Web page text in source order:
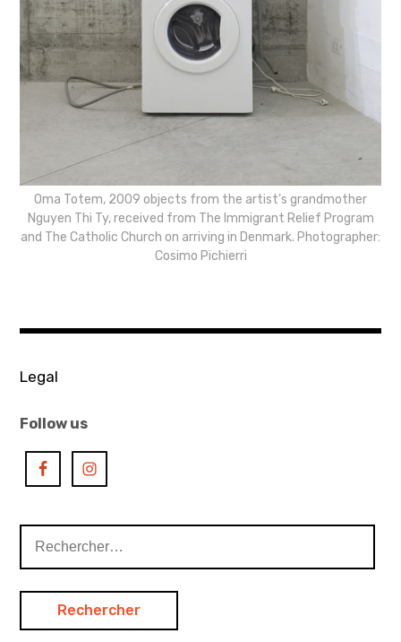
Oma Totem, 2009 objects from the artist’s grandmother
Nguyen Thi Ty, received from The Immigrant Relief Program
and The Catholic Church on arriving in Denmark. Photographer:
Cosimo Pichierri
Legal
Follow us